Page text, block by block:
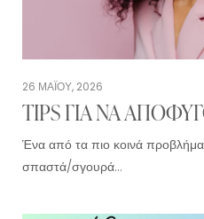
26 ΜΑΪ́ΟΥ, 2026
TIPS ΓΙΑ ΝΑ
Ένα από τα πιο κοινά
σπαστά/σγουρά…